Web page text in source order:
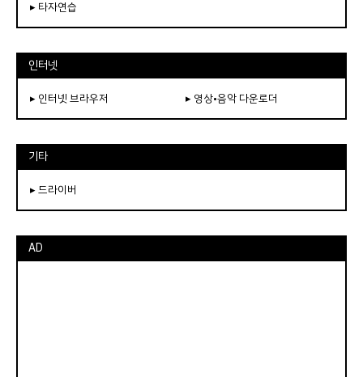
▸ 타자연습
인터넷
▸ 인터넷 브라우저 ▸ 영상•음악 다운로더
기타
▸ 드라이버
AD